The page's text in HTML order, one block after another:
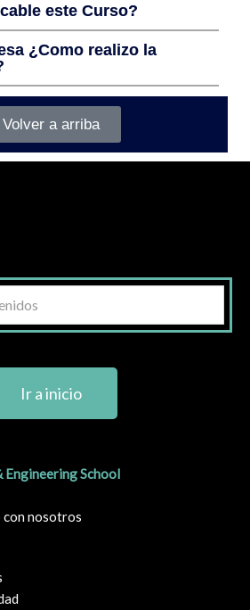
este Curso?
¿Como realizo la
Volver a arriba
Ir a inicio
Engineering School
nosotros